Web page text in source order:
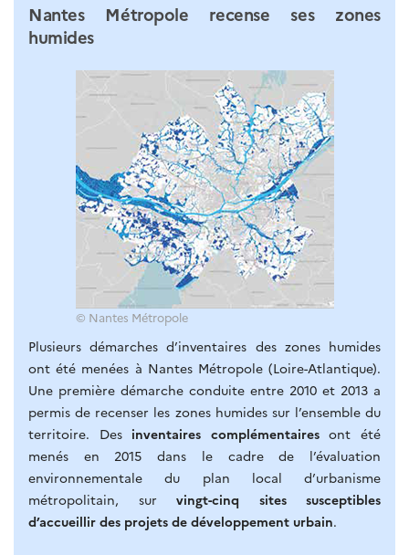
Nantes Métropole recense ses zones
humides
© Nantes Métropole
Plusieurs démarches d’inventaires des zones humides
ont été menées à Nantes Métropole (Loire-Atlantique).
Une première démarche conduite entre 2010 et 2013 a
permis de recenser les zones humides sur l’ensemble du
territoire. Desinventaires complémentairesont été
menés en 2015 dans le cadre de l’évaluation
environnementale du plan local d’urbanisme
métropolitain, sur vingt-cinq sites susceptibles
d’accueillir des projets de développement urbain.